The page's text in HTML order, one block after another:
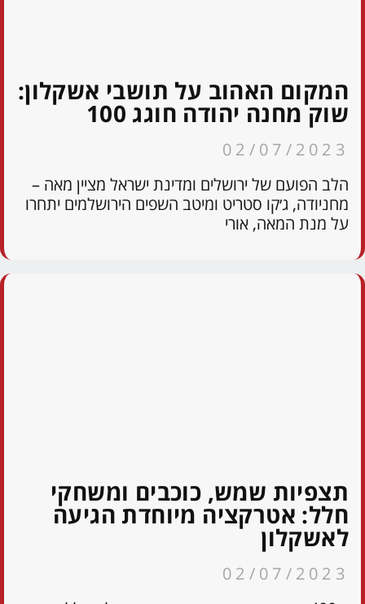
המקום האהוב על תושבי אשקלון:
שוק מחנה יהודה חוגג 100
02/07/2023
הלב הפועם של ירושלים ומדינת ישראל מציין מאה –
מחניודה, ג׳קו סטריט ומיטב השפים הירושלמים יתחרו
על מנת המאה, אורי
תצפיות שמש, כוכבים ומשחקי
חלל: אטרקציה מיוחדת הגיעה
לאשקלון
02/07/2023